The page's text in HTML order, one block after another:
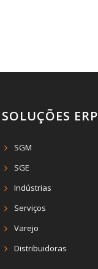
SOLUÇÕES ERP
SGM
SGE
Indústrias
Serviços
Varejo
Distribuidoras